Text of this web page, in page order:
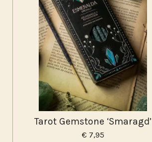
Tarot Gemstone ‘Smaragd’
€ 7,95